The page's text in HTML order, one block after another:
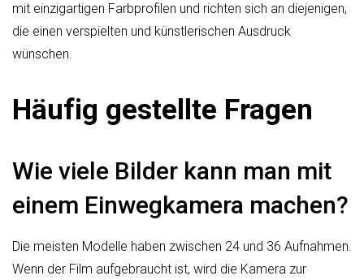
mit einzigartigen Farbprofilen und richten sich an diejenigen,
die einen verspielten und künstlerischen Ausdruck
wünschen.
Häufig gestellte Fragen
Wie viele Bilder kann man mit
einem Einwegkamera machen?
Die meisten Modelle haben zwischen 24 und 36 Aufnahmen.
Wenn der Film aufgebraucht ist, wird die Kamera zur